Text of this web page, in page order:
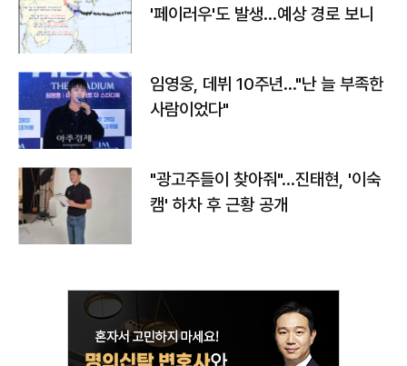
'페이러우'도 발생…예상 경로 보니
임영웅, 데뷔 10주년…"난 늘 부족한
사람이었다"
"광고주들이 찾아줘"…진태현, '이숙
캠' 하차 후 근황 공개